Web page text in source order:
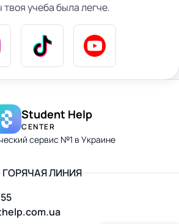
твоя учеба была легче.
Student Help
CENTER
сервис №1 в Украине
ГОРЯЧАЯ ЛИНИЯ